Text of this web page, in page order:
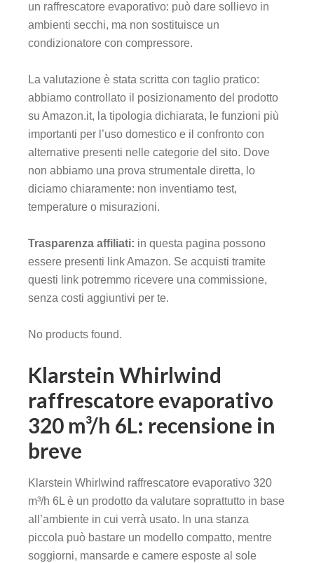
un raffrescatore evaporativo: può dare sollievo in
ambienti secchi, ma non sostituisce un
condizionatore con compressore.
La valutazione è stata scritta con taglio pratico:
abbiamo controllato il posizionamento del prodotto
su Amazon.it, la tipologia dichiarata, le funzioni più
importanti per l’uso domestico e il confronto con
alternative presenti nelle categorie del sito. Dove
non abbiamo una prova strumentale diretta, lo
diciamo chiaramente: non inventiamo test,
temperature o misurazioni.
Trasparenza affiliati: in questa pagina possono
essere presenti link Amazon. Se acquisti tramite
questi link potremmo ricevere una commissione,
senza costi aggiuntivi per te.
No products found.
Klarstein Whirlwind
raffrescatore evaporativo
320 m³/h 6L: recensione in
breve
Klarstein Whirlwind raffrescatore evaporativo 320
m³/h 6L è un prodotto da valutare soprattutto in base
all’ambiente in cui verrà usato. In una stanza
piccola può bastare un modello compatto, mentre
soggiorni, mansarde e camere esposte al sole